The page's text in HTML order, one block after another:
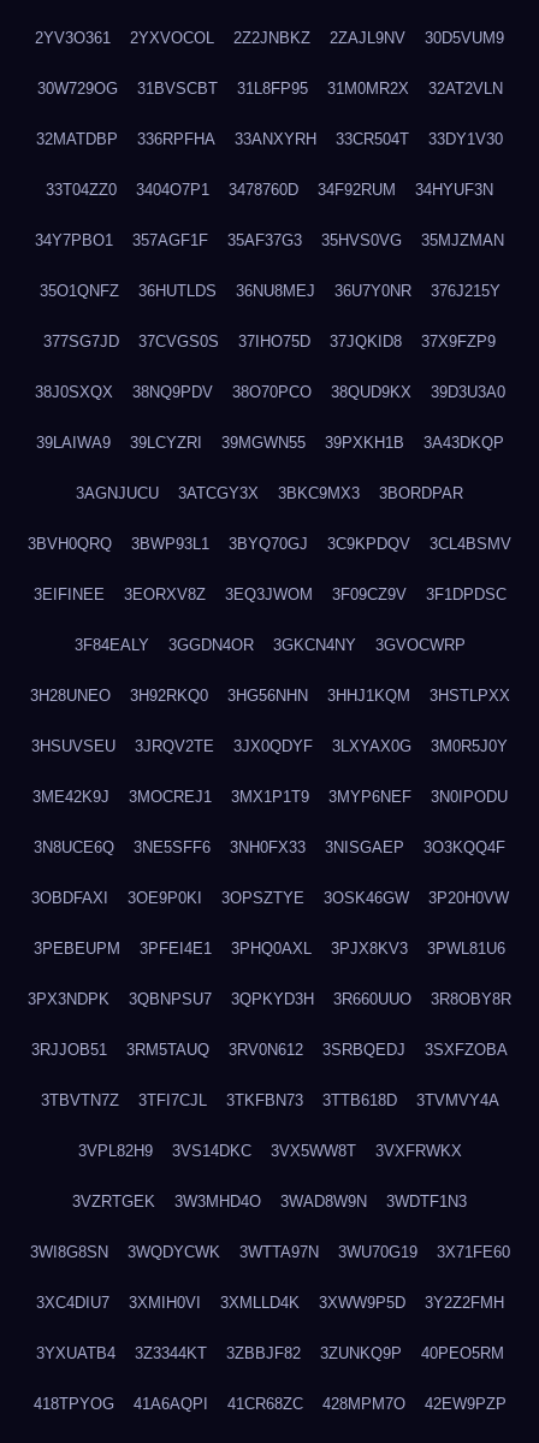
2YV3O361 2YXVOCOL 2Z2JNBKZ 2ZAJL9NV 30D5VUM9
30W729OG 31BVSCBT 31L8FP95 31M0MR2X 32AT2VLN
32MATDBP 336RPFHA 33ANXYRH 33CR504T 33DY1V30
33T04ZZ0 3404O7P1 3478760D 34F92RUM 34HYUF3N
34Y7PBO1 357AGF1F 35AF37G3 35HVS0VG 35MJZMAN
35O1QNFZ 36HUTLDS 36NU8MEJ 36U7Y0NR 376J215Y
377SG7JD 37CVGS0S 37IHO75D 37JQKID8 37X9FZP9
38J0SXQX 38NQ9PDV 38O70PCO 38QUD9KX 39D3U3A0
39LAIWA9 39LCYZRI 39MGWN55 39PXKH1B 3A43DKQP
3AGNJUCU 3ATCGY3X 3BKC9MX3 3BORDPAR
3BVH0QRQ 3BWP93L1 3BYQ70GJ 3C9KPDQV 3CL4BSMV
3EIFINEE 3EORXV8Z 3EQ3JWOM 3F09CZ9V 3F1DPDSC
3F84EALY 3GGDN4OR 3GKCN4NY 3GVOCWRP
3H28UNEO 3H92RKQ0 3HG56NHN 3HHJ1KQM 3HSTLPXX
3HSUVSEU 3JRQV2TE 3JX0QDYF 3LXYAX0G 3M0R5J0Y
3ME42K9J 3MOCREJ1 3MX1P1T9 3MYP6NEF 3N0IPODU
3N8UCE6Q 3NE5SFF6 3NH0FX33 3NISGAEP 3O3KQQ4F
3OBDFAXI 3OE9P0KI 3OPSZTYE 3OSK46GW 3P20H0VW
3PEBEUPM 3PFEI4E1 3PHQ0AXL 3PJX8KV3 3PWL81U6
3PX3NDPK 3QBNPSU7 3QPKYD3H 3R660UUO 3R8OBY8R
3RJJOB51 3RM5TAUQ 3RV0N612 3SRBQEDJ 3SXFZOBA
3TBVTN7Z 3TFI7CJL 3TKFBN73 3TTB618D 3TVMVY4A
3VPL82H9 3VS14DKC 3VX5WW8T 3VXFRWKX
3VZRTGEK 3W3MHD4O 3WAD8W9N 3WDTF1N3
3WI8G8SN 3WQDYCWK 3WTTA97N 3WU70G19 3X71FE60
3XC4DIU7 3XMIH0VI 3XMLLD4K 3XWW9P5D 3Y2Z2FMH
3YXUATB4 3Z3344KT 3ZBBJF82 3ZUNKQ9P 40PEO5RM
418TPYOG 41A6AQPI 41CR68ZC 428MPM7O 42EW9PZP